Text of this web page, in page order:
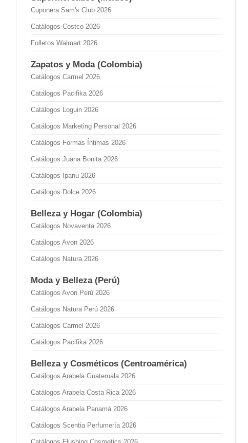
Cuponera Sam's Club 2026
Catálogos Costco 2026
Folletos Walmart 2026
Zapatos y Moda (Colombia)
Catálogos Carmel 2026
Catálogos Pacifika 2026
Catálogos Loguin 2026
Catálogos Marketing Personal 2026
Catálogos Formas Íntimas 2026
Catálogos Juana Bonita 2026
Catálogos Ipanu 2026
Catálogos Dolce 2026
Belleza y Hogar (Colombia)
Catálogos Novaventa 2026
Catálogos Avon 2026
Catálogos Natura 2026
Moda y Belleza (Perú)
Catálogos Avon Perú 2026
Catálogos Natura Perú 2026
Catálogos Carmel 2026
Catálogos Pacifika 2026
Belleza y Cosméticos (Centroamérica)
Catálogos Arabela Guatemala 2026
Catálogos Arabela Costa Rica 2026
Catálogos Arabela Panamá 2026
Catálogos Scentia Perfumería 2026